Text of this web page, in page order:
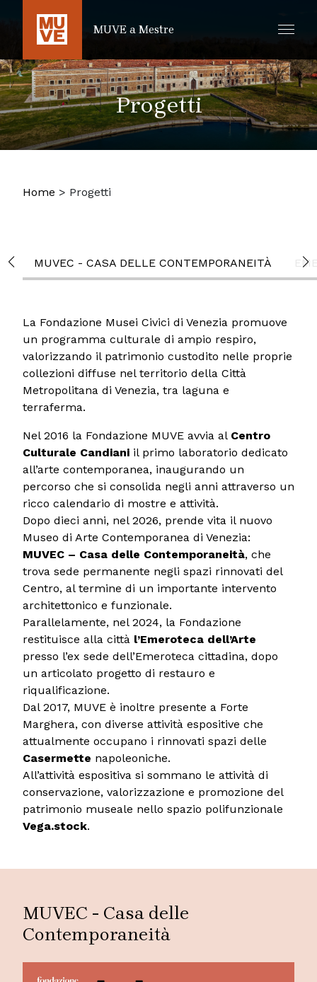
SALTA AL CONTENUTO PRINCIPALE
MUVE a Mestre
Progetti
Home > Progetti
MUVEC - CASA DELLE CONTEMPORANEITÀ
La Fondazione Musei Civici di Venezia promuove
un programma culturale di ampio respiro,
valorizzando il patrimonio custodito nelle proprie
collezioni diffuse nel territorio della Città
Metropolitana di Venezia, tra laguna e
terraferma.
Nel 2016 la Fondazione MUVE avvia al Centro
Culturale Candiani il primo laboratorio dedicato
all’arte contemporanea, inaugurando un
percorso che si consolida negli anni attraverso un
ricco calendario di mostre e attività.
Dopo dieci anni, nel 2026, prende vita il nuovo
Museo di Arte Contemporanea di Venezia:
MUVEC – Casa delle Contemporaneità, che
trova sede permanente negli spazi rinnovati del
Centro, al termine di un importante intervento
architettonico e funzionale.
Parallelamente, nel 2024, la Fondazione
restituisce alla città l’Emeroteca dell’Arte
presso l’ex sede dell’Emeroteca cittadina, dopo
un articolato progetto di restauro e
riqualificazione.
Dal 2017, MUVE è inoltre presente a Forte
Marghera, con diverse attività espositive che
attualmente occupano i rinnovati spazi delle
Casermette napoleoniche.
All’attività espositiva si sommano le attività di
conservazione, valorizzazione e promozione del
patrimonio museale nello spazio polifunzionale
Vega.stock.
MUVEC - Casa delle
Contemporaneità